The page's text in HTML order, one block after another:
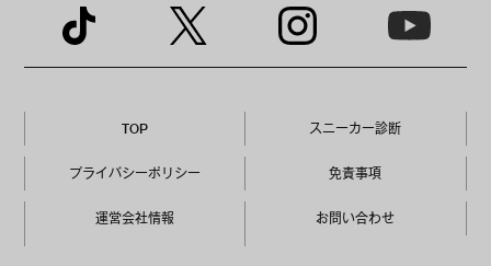
TOP スニーカー診断
プライバシーポリシー 免責事項
運営会社情報 お問い合わせ